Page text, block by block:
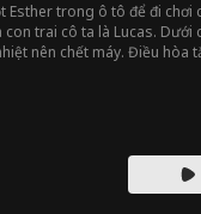
Esther trong ô tô để đi chơi
con trai cô ta là Lucas. Dưới
nên chết máy. Điều hòa
gái. Liệu cô có kịp tìm thấy